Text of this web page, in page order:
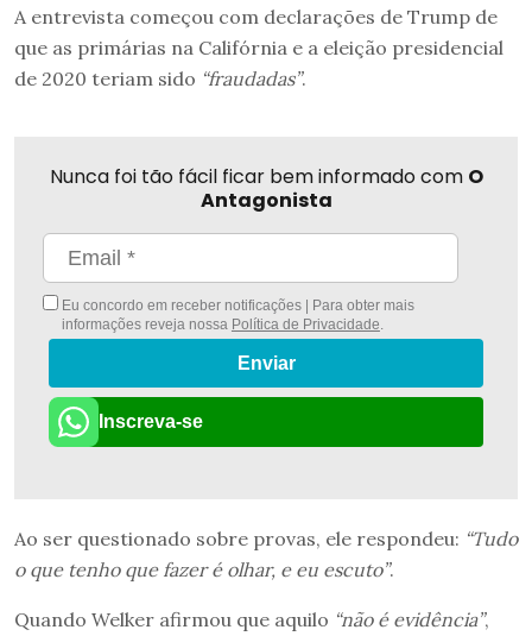
A entrevista começou com declarações de Trump de
que as primárias na Califórnia e a eleição presidencial
de 2020 teriam sido “fraudadas”.
Nunca foi tão fácil ficar bem informado com O
Antagonista
Eu concordo em receber notificações | Para obter mais
informações reveja nossa Política de Privacidade.
Enviar
Inscreva-se
Ao ser questionado sobre provas, ele respondeu: “Tudo
o que tenho que fazer é olhar, e eu escuto”.
Quando Welker afirmou que aquilo “não é evidência”,